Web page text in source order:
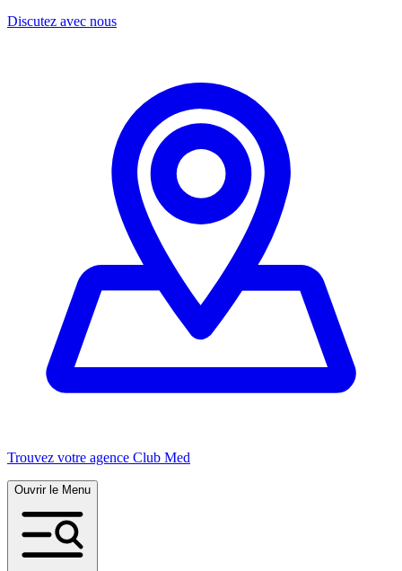
Discutez avec nous
Trouvez votre agence Club Med
Ouvrir le Menu